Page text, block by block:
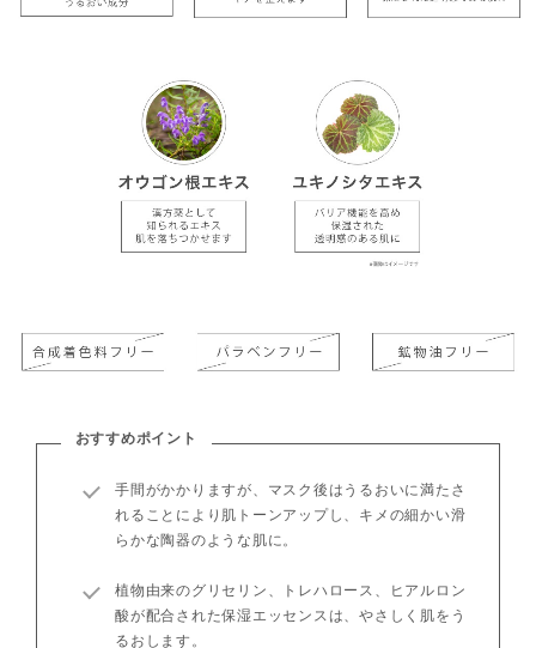
おすすめポイント
手間がかかりますが、マスク後はうるおいに満たさ
れることにより肌トーンアップし、キメの細かい滑
らかな陶器のような肌に。
植物由来のグリセリン、トレハロース、ヒアルロン
酸が配合された保湿エッセンスは、やさしく肌をう
るおします。